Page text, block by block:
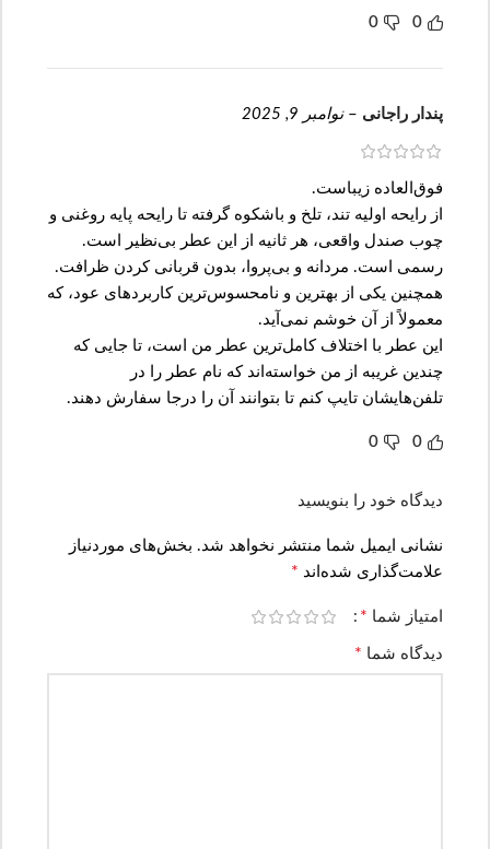
0
0
پندار راجانی – نوامبر 9, 2025
فوق‌العاده زیباست.
از رایحه اولیه تند، تلخ و باشکوه گرفته تا رایحه پایه روغنی و
چوب صندل واقعی، هر ثانیه از این عطر بی‌نظیر است.
رسمی است. مردانه و بی‌پروا، بدون قربانی کردن ظرافت.
همچنین یکی از بهترین و نامحسوس‌ترین کاربردهای عود، که
معمولاً از آن خوشم نمی‌آید.
این عطر با اختلاف کامل‌ترین عطر من است، تا جایی که
چندین غریبه از من خواسته‌اند که نام عطر را در
تلفن‌هایشان تایپ کنم تا بتوانند آن را درجا سفارش دهند.
0
0
دیدگاه خود را بنویسید
نشانی ایمیل شما منتشر نخواهد شد. بخش‌های موردنیاز
علامت‌گذاری شده‌اند *
امتیاز شما *
دیدگاه شما *